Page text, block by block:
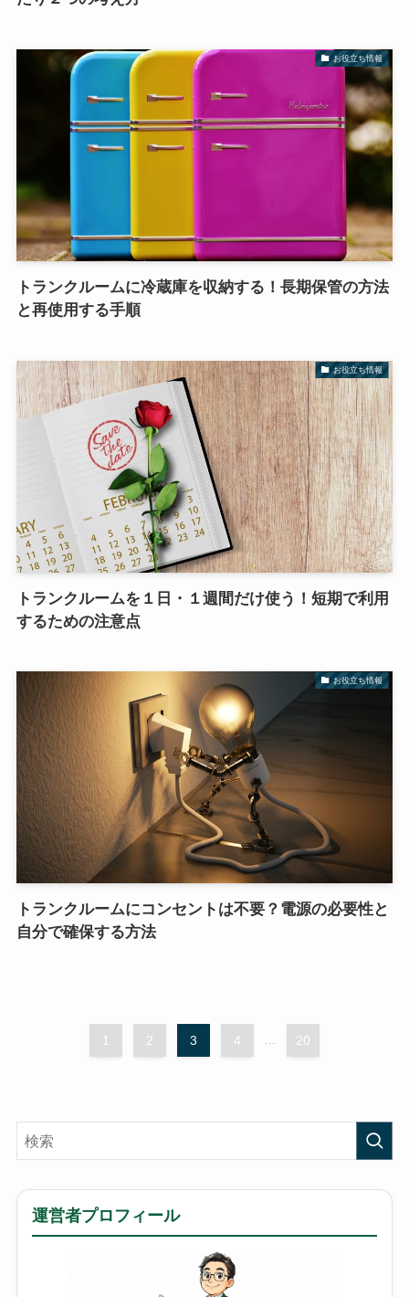
お役立ち情報
トランクルームに冷蔵庫を収納する！長期保管の方法
と再使用する手順
お役立ち情報
トランクルームを１日・１週間だけ使う！短期で利用
するための注意点
お役立ち情報
トランクルームにコンセントは不要？電源の必要性と
自分で確保する方法
1 2 3 4 ... 20
運営者プロフィール